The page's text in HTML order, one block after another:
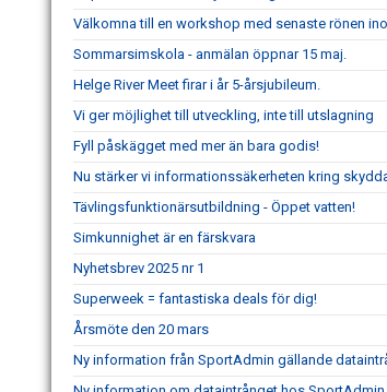
Välkomna till en workshop med senaste rönen
Sommarsimskola - anmälan öppnar 15 maj.
Helge River Meet firar i år 5-årsjubileum.
Vi ger möjlighet till utveckling, inte till utslagning
Fyll påskägget med mer än bara godis!
Nu stärker vi informationssäkerheten kring
Tävlingsfunktionärsutbildning - Öppet vatten!
Simkunnighet är en färskvara
Nyhetsbrev 2025 nr 1
Superweek = fantastiska deals för dig!
Årsmöte den 20 mars
Ny information från SportAdmin gällande